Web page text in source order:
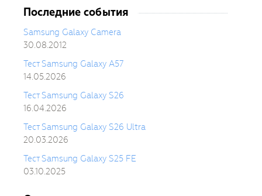
Последние события
Samsung Galaxy Camera
30.08.2012
Тест Samsung Galaxy A57
14.05.2026
Тест Samsung Galaxy S26
16.04.2026
Тест Samsung Galaxy S26 Ultra
20.03.2026
Тест Samsung Galaxy S25 FE
03.10.2025